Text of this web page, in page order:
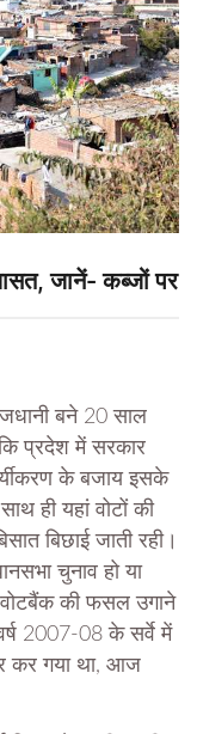
जानें- कब्जों पर
बने 20 साल
प्रदेश में सरकार
के बजाय इसके
ही यहां वोटों की
बिछाई जाती रही।
चुनाव हो या
वोटबैंक की फसल उगाने
2007-08 के सर्वे में
कर गया था, आज